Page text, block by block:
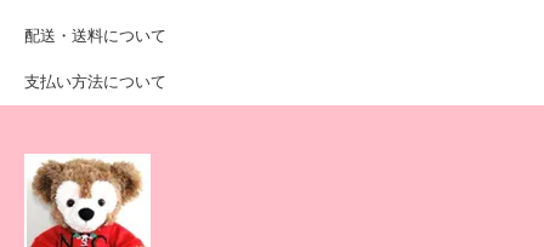
配送・送料について
支払い方法について